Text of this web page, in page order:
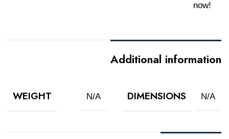
now!
Additional information
WEIGHT N/A DIMENSIONS N/A